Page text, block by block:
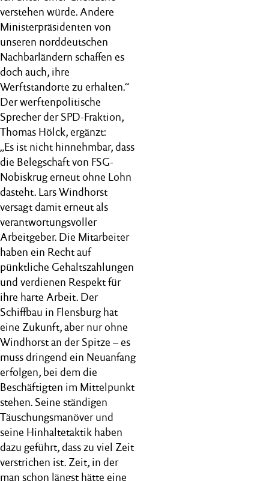
verstehen würde. Andere
Ministerpräsidenten von
unseren norddeutschen
Nachbarländern schaffen es
doch auch, ihre
Werftstandorte zu erhalten.“
Der werftenpolitische
Sprecher der SPD-Fraktion,
Thomas Hölck, ergänzt:
„Es ist nicht hinnehmbar, dass
die Belegschaft von FSG-
Nobiskrug erneut ohne Lohn
dasteht. Lars Windhorst
versagt damit erneut als
verantwortungsvoller
Arbeitgeber. Die Mitarbeiter
haben ein Recht auf
pünktliche Gehaltszahlungen
und verdienen Respekt für
ihre harte Arbeit. Der
Schiffbau in Flensburg hat
eine Zukunft, aber nur ohne
Windhorst an der Spitze – es
muss dringend ein Neuanfang
erfolgen, bei dem die
Beschäftigten im Mittelpunkt
stehen. Seine ständigen
Täuschungsmanöver und
seine Hinhaltetaktik haben
dazu geführt, dass zu viel Zeit
verstrichen ist. Zeit, in der
man schon längst hätte eine